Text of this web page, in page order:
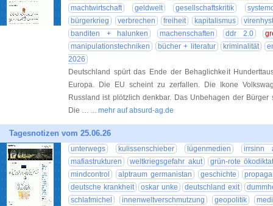
machtwirtschaft
geldwelt gesellschaftskritik
bürgerkrieg
verbrechen freiheit kapitalismus
banditen + halunken
machenschaften ddr 2.0
manipulationstechniken
bücher + literatur kriminalität
2026
Deutschland spürt das Ende der Behaglichkeit
Europa. Die EU scheint zu zerfallen. Die Ikone
Russland ist plötzlich denkbar. Das Unbehagen der
Die … ... mehr auf absurd-ag.de
Tagesnotizen vom 25.06.26
unterwegs kulissenschieber lügenmedien
irrsinn
mafiastrukturen
weltkriegsgefahr akut
grün-rote
mindcontrol
alptraum germanistan geschichte
deutsche krankheit
oskar unke deutschland exit
schlafmichel
innenweltverschmutzung geopolitik